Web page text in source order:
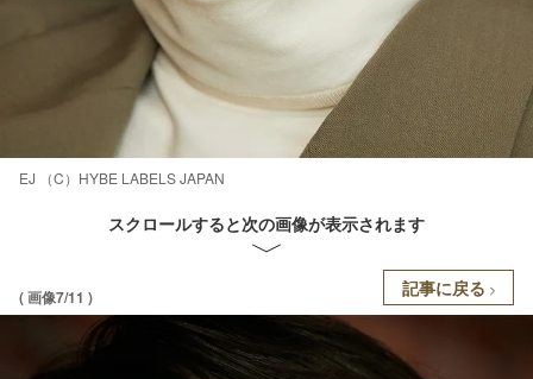
EJ （C）HYBE LABELS JAPAN
スクロールすると次の画像が表示されます
( 画像7/11 ) 記事に戻る